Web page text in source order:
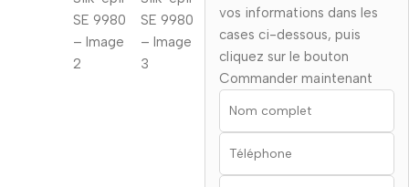
vos informations dans les
cases ci-dessous, puis
cliquez sur le bouton
Commander maintenant